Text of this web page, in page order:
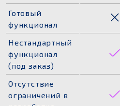
Готовый
функционал
Нестандартный
функционал
(под заказ)
Отсутствие
ограничений в